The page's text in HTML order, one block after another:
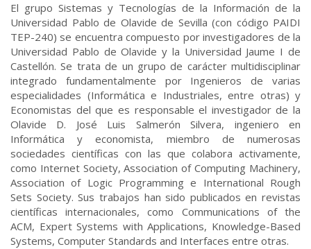
El grupo Sistemas y Tecnologías de la Información de la
Universidad Pablo de Olavide de Sevilla (con código PAIDI
TEP-240) se encuentra compuesto por investigadores de la
Universidad Pablo de Olavide y la Universidad Jaume I de
Castellón. Se trata de un grupo de carácter multidisciplinar
integrado fundamentalmente por Ingenieros de varias
especialidades (Informática e Industriales, entre otras) y
Economistas del que es responsable el investigador de la
Olavide D. José Luis Salmerón Silvera, ingeniero en
Informática y economista, miembro de numerosas
sociedades científicas con las que colabora activamente,
como Internet Society, Association of Computing Machinery,
Association of Logic Programming e International Rough
Sets Society. Sus trabajos han sido publicados en revistas
científicas internacionales, como Communications of the
ACM, Expert Systems with Applications, Knowledge-Based
Systems, Computer Standards and Interfaces entre otras.